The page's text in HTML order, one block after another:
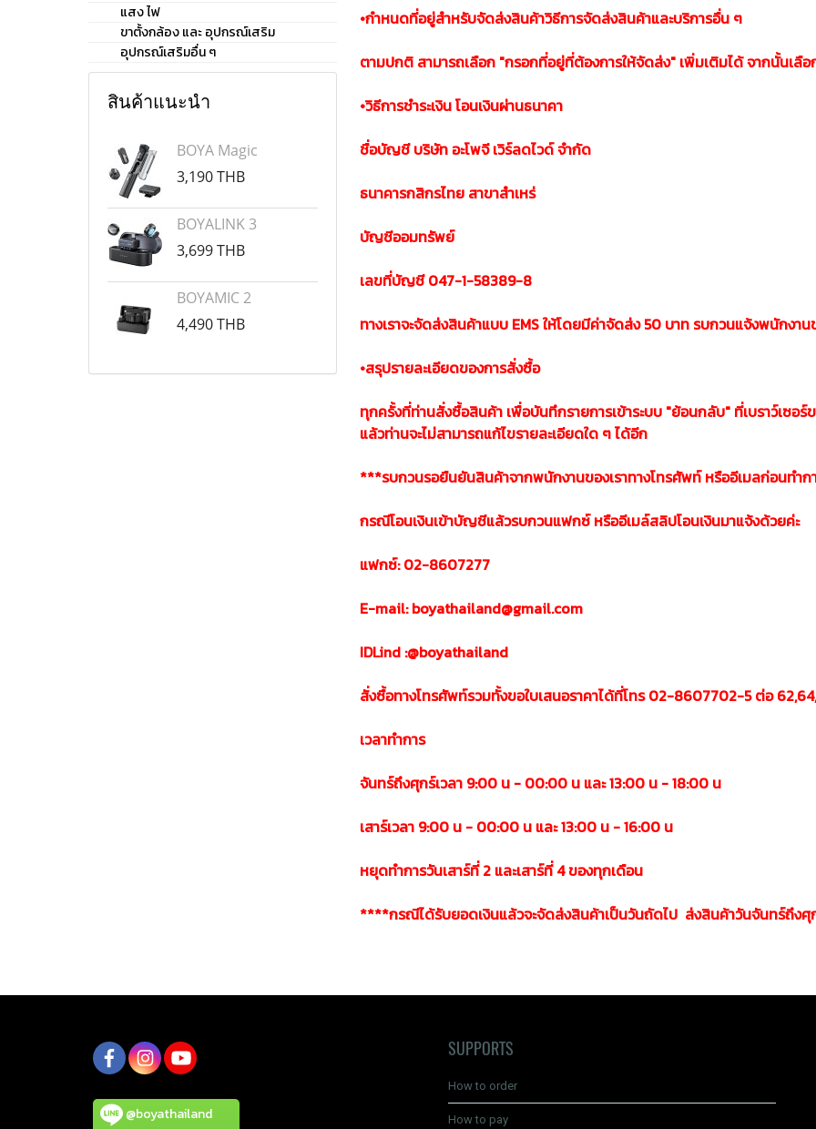
•กำหนดที่อยู่สำหรับจัดส่งสินค้าวิธีการจัดส่งสินค้าและบริการอื่น ๆ
ตามปกติ สามารถเลือก "กรอกที่อยู่ที่ต้องการให้จัดส่ง" เพิ่มเติมได้ จากนั้นเลื
•วิธีการชำระเงิน โอนเงินผ่านธนาคา
ชื่อบัญชี บริษัท อะโพจี เวิร์ลดไวด์ จำกัด
ธนาคารกสิกรไทย สาขาสำเหร่
บัญชีออมทรัพย์
เลขที่บัญชี 047-1-58389-8
ทางเราจะจัดส่งสินค้าแบบ EMS ให้โดยมีค่าจัดส่ง 50 บาท รบกวนแจ้งพนักงาน
•สรุปรายละเอียดของการสั่งซื้อ
ทุกครั้งที่ท่านสั่งซื้อสินค้า เพื่อบันทึกรายการเข้าระบบ "ย้อนกลับ" ที่เบราว์เซ
แล้วท่านจะไม่สามารถแก้ไขรายละเอียดใด ๆ ได้อีก
***รบกวนรอยืนยันสินค้าจากพนักงานของเราทางโทรศัพท์ หรืออีเมลก่อนทำก
กรณีโอนเงินเข้าบัญชีแล้วรบกวนแฟกซ์ หรืออีเมล์สลิปโอนเงินมาแจ้งด้วยค่ะ
แฟกซ์: 02-8607277
E-mail: boyathailand@gmail.com
IDLind :@boyathailand
สั่งซื้อทางโทรศัพท์รวมทั้งขอใบเสนอราคาได้ที่โทร 02-8607702-5 ต่อ
เวลาทำการ
จันทร์ถึงศุกร์เวลา 9:00 น - 00:00 น และ 13:00 น - 18:00 น
เสาร์เวลา 9:00 น - 00:00 น และ 13:00 น - 16:00 น
หยุดทำการวันเสาร์ที่ 2 และเสาร์ที่ 4 ของทุกเดือน
****กรณีได้รับยอดเงินแล้วจะจัดส่งสินค้าเป็นวันถัดไป ส่งสินค้าวันจันทร์ถึง
แสง ไฟ
ขาตั้งกล้อง และ อุปกรณ์เสริม
อุปกรณ์เสริมอื่น ๆ
สินค้าแนะนำ
BOYA Magic
3,190 THB
BOYALINK 3
3,699 THB
BOYAMIC 2
4,490 THB
@boyathailand
SUPPORTS
How to order
How to pay